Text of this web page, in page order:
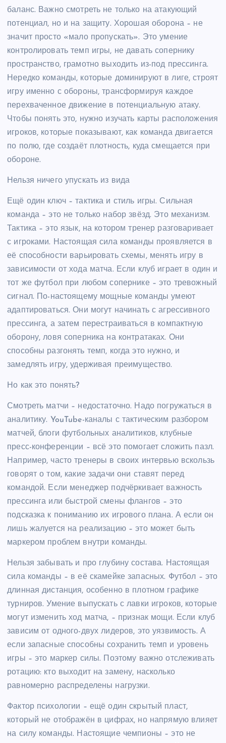
баланс. Важно смотреть не только на атакующий
потенциал, но и на защиту. Хорошая оборона – не
значит просто «мало пропускать». Это умение
контролировать темп игры, не давать сопернику
пространство, грамотно выходить из-под прессинга.
Нередко команды, которые доминируют в лиге, строят
игру именно с обороны, трансформируя каждое
перехваченное движение в потенциальную атаку.
Чтобы понять это, нужно изучать карты расположения
игроков, которые показывают, как команда двигается
по полю, где создаёт плотность, куда смещается при
обороне.
Нельзя ничего упускать из вида
Ещё один ключ – тактика и стиль игры. Сильная
команда – это не только набор звёзд. Это механизм.
Тактика – это язык, на котором тренер разговаривает
с игроками. Настоящая сила команды проявляется в
её способности варьировать схемы, менять игру в
зависимости от хода матча. Если клуб играет в один и
тот же футбол при любом сопернике – это тревожный
сигнал. По-настоящему мощные команды умеют
адаптироваться. Они могут начинать с агрессивного
прессинга, а затем перестраиваться в компактную
оборону, ловя соперника на контратаках. Они
способны разгонять темп, когда это нужно, и
замедлять игру, удерживая преимущество.
Но как это понять?
Смотреть матчи – недостаточно. Надо погружаться в
аналитику. YouTube-каналы с тактическим разбором
матчей, блоги футбольных аналитиков, клубные
пресс-конференции – всё это помогает сложить пазл.
Например, часто тренеры в своих интервью вскользь
говорят о том, какие задачи они ставят перед
командой. Если менеджер подчёркивает важность
прессинга или быстрой смены флангов – это
подсказка к пониманию их игрового плана. А если он
лишь жалуется на реализацию – это может быть
маркером проблем внутри команды.
Нельзя забывать и про глубину состава. Настоящая
сила команды – в её скамейке запасных. Футбол – это
длинная дистанция, особенно в плотном графике
турниров. Умение выпускать с лавки игроков, которые
могут изменить ход матча, – признак мощи. Если клуб
зависим от одного-двух лидеров, это уязвимость. А
если запасные способны сохранить темп и уровень
игры – это маркер силы. Поэтому важно отслеживать
ротацию: кто выходит на замену, насколько
равномерно распределены нагрузки.
Фактор психологии – ещё один скрытый пласт,
который не отображён в цифрах, но напрямую влияет
на силу команды. Настоящие чемпионы – это не